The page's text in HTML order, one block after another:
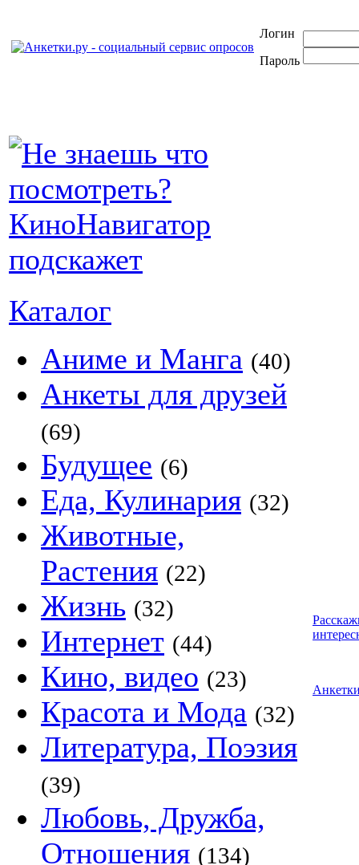
Логин
Пароль
Каталог
Аниме и Манга (40)
Анкеты для друзей
(69)
Будущее (6)
Еда, Кулинария (32)
Животные,
Растения (22)
Жизнь (32)
Интернет (44)
Кино, видео (23)
Красота и Мода (32)
Литература, Поэзия
(39)
Любовь, Дружба,
Отношения (134)